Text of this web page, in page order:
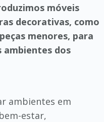
móveis
decorativas, como
menores, para
ambientes dos
ambientes em
estar,